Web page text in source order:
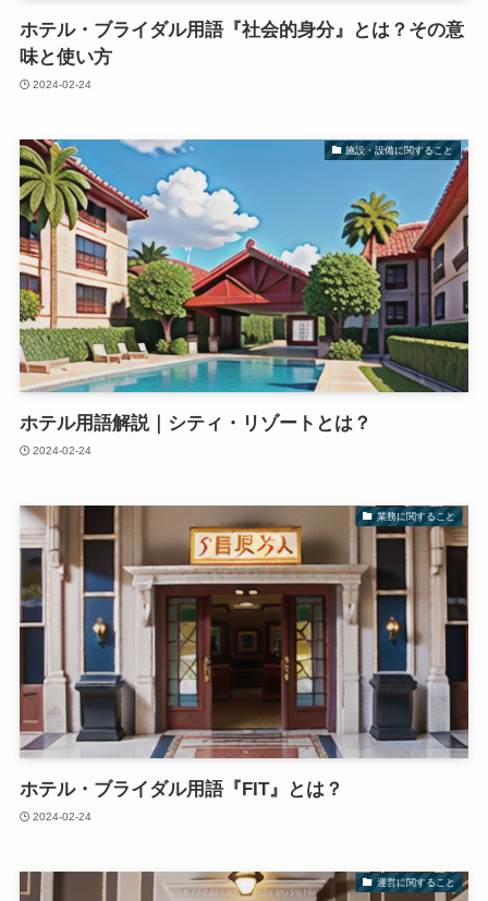
ホテル・ブライダル用語『社会的身分』とは？その意
味と使い方
2024-02-24
施設・設備に関すること
ホテル用語解説｜シティ・リゾートとは？
2024-02-24
業務に関すること
ホテル・ブライダル用語『FIT』とは？
2024-02-24
運営に関すること